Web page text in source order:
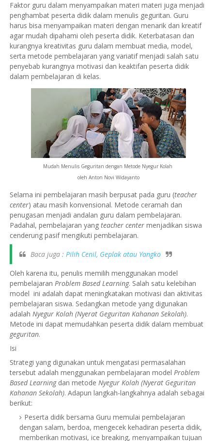
Faktor guru dalam menyampaikan materi materi juga menjadi
penghambat peserta didik dalam menulis geguritan. Guru
harus bisa menyampaikan materi dengan menarik dan kreatif
agar mudah dipahami oleh peserta didik. Keterbatasan dan
kurangnya kreativitas guru dalam membuat media, model,
serta metode pembelajaran yang variatif menjadi salah satu
penyebab kurangnya motivasi dan keaktifan peserta didik
dalam pembelajaran di kelas.
Mudah Menulis Geguritan dengan Metode Nyegur Kolah
oleh Anton Novi Widayanto
Selama ini pembelajaran masih berpusat pada guru (teacher
center) atau masih konvensional. Metode ceramah dan
penugasan menjadi andalan guru dalam pembelajaran.
Padahal, pembelajaran yang teacher center menjadikan siswa
cenderung pasif mengikuti pembelajaran.
Baca juga : Pilih Cenil, Geplak atau Yangko
Oleh karena itu, penulis memilih menggunakan model
pembelajaran Problem Based Learning. Salah satu kelebihan
model ini adalah dapat meningkatakan motivasi dan aktivitas
pembelajaran siswa. Sedangkan metode yang digunakan
adalah Nyegur Kolah (Nyerat Geguritan Kahanan Sekolah).
Metode ini dapat memudahkan peserta didik dalam membuat
geguritan.
Isi
Strategi yang digunakan untuk mengatasi permasalahan
tersebut adalah menggunakan pembelajaran model Problem
Based Learningdan metode Nyegur Kolah (Nyerat Geguritan
Kahanan Sekolah). Adapun langkah-langkahnya adalah sebagai
berikut:
Peserta didik bersama Guru memulai pembelajaran
dengan salam, berdoa, mengecek kehadiran peserta didik,
memberikan motivasi, ice breaking, menyampaikan tujuan